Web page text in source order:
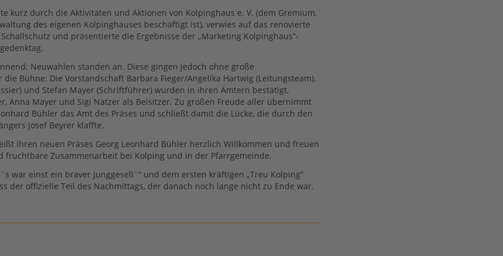
kurz durch die Aktivitäten und Aktionen von Kolpinghaus e. V. (dem Gremium,
des eigenen Kolpinghauses beschäftigt ist), verwies auf das renovierte
und präsentierte die Ergebnisse der „Marketing Kolpinghaus“-
Neuwahlen standen an. Diese gingen jedoch ohne große
Bühne: Die Vorstandschaft Barbara Fieger/Angelika Hartwig (Leitungsteam),
und Stefan Mayer (Schriftführer) wurden in ihren Ämtern bestätigt,
Anna Mayer und Sigi Natzer als Beisitzer. Zu großen Freude aller übernimmt
Bühler das Amt des Präses und schließt damit die Lücke, die durch den
Josef Beyrer klaffte.
ihren neuen Präses Georg Leonhard Bühler herzlich Willkommen und freuen
fruchtbare Zusammenarbeit bei Kolping und in der Pfarrgemeinde.
war einst ein braver Junggesell´“ und dem ersten kräftigen „Treu Kolping“
der offizielle Teil des Nachmittags, der danach noch lange nicht zu Ende war.